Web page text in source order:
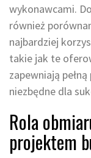
wykonawcami.
również
najbardziej
takie jak te
zapewniają
niezbędne dla
Rola
projektem